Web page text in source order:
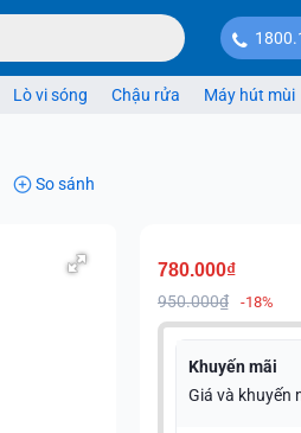
Lò vi sóng Chậu rửa Máy hút mùi
So sánh
780.000₫
950.000₫ -18%
Khuyến mãi
Giá và khuyến